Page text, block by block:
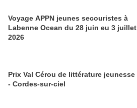
Voyage APPN jeunes secouristes à
Labenne Ocean du 28 juin eu 3 juillet
2026
Prix Val Cérou de littérature jeunesse
- Cordes-sur-ciel